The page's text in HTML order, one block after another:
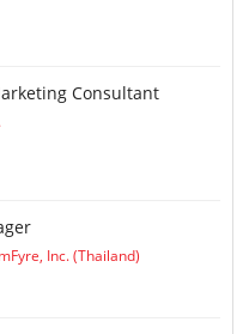
Consultant
Inc. (Thailand)